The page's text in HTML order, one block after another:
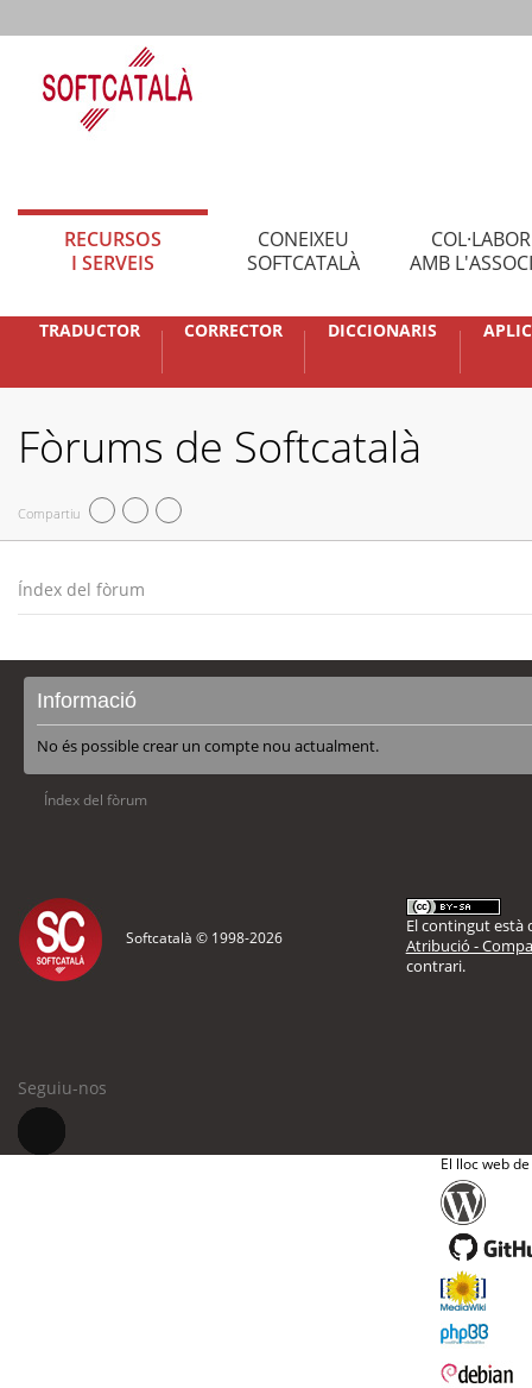
RECURSOS
I SERVEIS
CONEIXEU
SOFTCATALÀ
AMB
TRADUCTOR CORRECTOR DICCIONARIS
Fòrums de Softcatalà
Compartiu
Índex del fòrum
Informació
No és possible crear un compte nou actualment.
Índex del fòrum
Softcatalà © 1998-2026
El contingut està
Atribució -
contrari.
Seguiu-nos
El lloc web